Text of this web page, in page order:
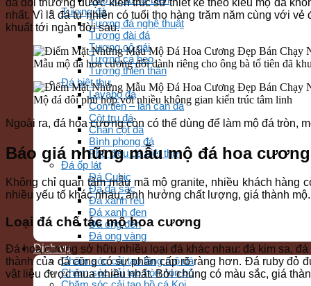
Tượng đá
Tượng đá nghệ thuật
Tượng đài đá
Tượng cô gái
Tượng cá heo
Tượng thiên thần
Đá biệt thự
Lavabo đá
Con tiện – lan can đá
Cột trụ đá
Chân cột đá
Bình phong đá
Phù điêu đá biệt thự
Đá ốp lát
Đá Cubic
Đá đa sắc
Đá xanh rêu
Đá xanh đen
Đá ong đen
Đá ong vàng
Dịch vụ
Chăm sóc cải tạo lăng mộ đá
Chăm sóc cải tạo hòn non bộ
nhất. Vì là đá tự nhiên có tuổi thọ hàng trăm năm cùng với
khuất tới ngàn đời sau.
Mẫu mộ đá hoa cương đôi dành riêng cho ông bà tổ tiên đã
Mộ đá đôi phù hợp với nhiều không gian kiến trúc tâm linh
Ngoài ra, đá hoa cương còn có thể dùng để làm mộ đá tròn,
Báo giá những mẫu mộ đá hoa
Không chỉ quan tâm mẫu mã mộ granite, nhiều khách
nhiều yếu tố khác nhau, ảnh hưởng chất lượng, giá thành
Loại đá chế tác mộ hoa cương
Đá hoa cương sở hữu nhiều loại đá khác nhau: đá kim sa,
thành của đá cũng có sự phân cấp rõ ràng hơn. Đá ruby đỏ
vật liệu được mua nhiều nhất. Bởi chúng có màu sắc, giá